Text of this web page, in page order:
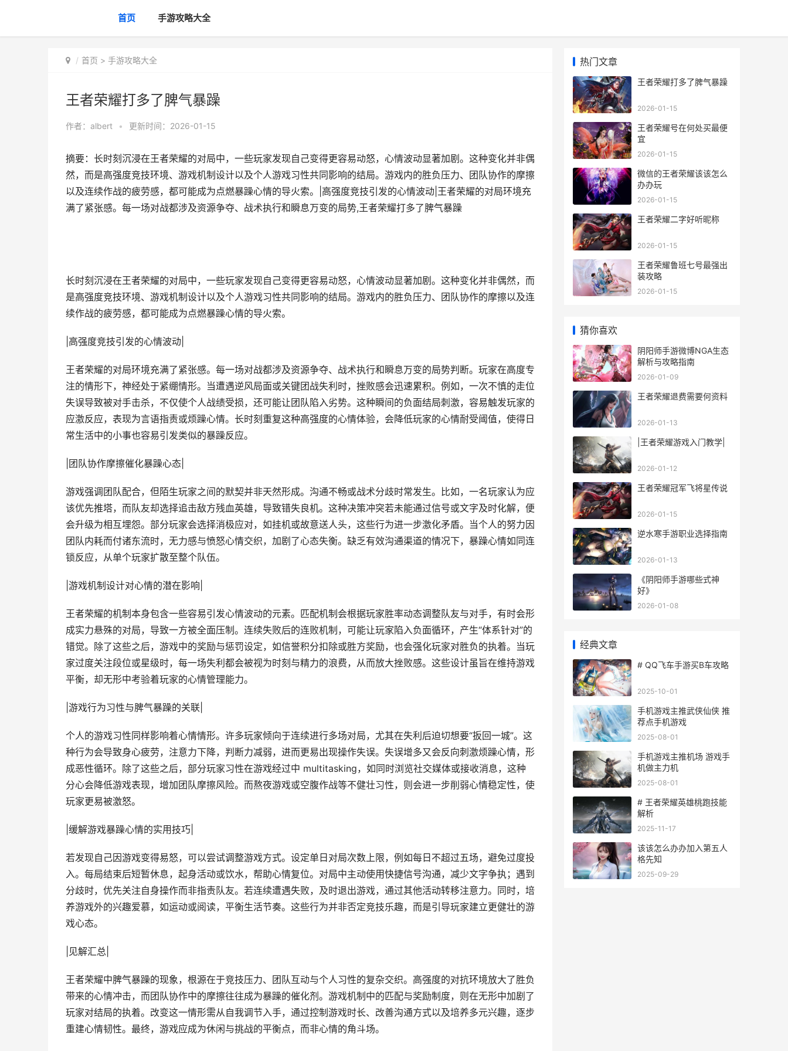
首页 手游攻略大全
首页 > 手游攻略大全
王者荣耀打多了脾气暴躁
作者： albert • 更新时间：2026-01-15
摘要：长时刻沉浸在王者荣耀的对局中，一些玩家发现自己变得更容易动怒，心情波动显著加剧。这种变化并非偶
然，而是高强度竞技环境、游戏机制设计以及个人游戏习性共同影响的结局。游戏内的胜负压力、团队协作的摩擦
以及连续作战的疲劳感，都可能成为点燃暴躁心情的导火索。|高强度竞技引发的心情波动|王者荣耀的对局环境充
满了紧张感。每一场对战都涉及资源争夺、战术执行和瞬息万变的局势,王者荣耀打多了脾气暴躁
长时刻沉浸在王者荣耀的对局中，一些玩家发现自己变得更容易动怒，心情波动显著加剧。这种变化并非偶然，而
是高强度竞技环境、游戏机制设计以及个人游戏习性共同影响的结局。游戏内的胜负压力、团队协作的摩擦以及连
续作战的疲劳感，都可能成为点燃暴躁心情的导火索。
|高强度竞技引发的心情波动|
王者荣耀的对局环境充满了紧张感。每一场对战都涉及资源争夺、战术执行和瞬息万变的局势判断。玩家在高度专
注的情形下，神经处于紧绷情形。当遭遇逆风局面或关键团战失利时，挫败感会迅速累积。例如，一次不慎的走位
失误导致被对手击杀，不仅使个人战绩受损，还可能让团队陷入劣势。这种瞬间的负面结局刺激，容易触发玩家的
应激反应，表现为言语指责或烦躁心情。长时刻重复这种高强度的心情体验，会降低玩家的心情耐受阈值，使得日
常生活中的小事也容易引发类似的暴躁反应。
|团队协作摩擦催化暴躁心态|
游戏强调团队配合，但陌生玩家之间的默契并非天然形成。沟通不畅或战术分歧时常发生。比如，一名玩家认为应
该优先推塔，而队友却选择追击敌方残血英雄，导致错失良机。这种决策冲突若未能通过信号或文字及时化解，便
会升级为相互埋怨。部分玩家会选择消极应对，如挂机或故意送人头，这些行为进一步激化矛盾。当个人的努力因
团队内耗而付诸东流时，无力感与愤怒心情交织，加剧了心态失衡。缺乏有效沟通渠道的情况下，暴躁心情如同连
锁反应，从单个玩家扩散至整个队伍。
|游戏机制设计对心情的潜在影响|
王者荣耀的机制本身包含一些容易引发心情波动的元素。匹配机制会根据玩家胜率动态调整队友与对手，有时会形
成实力悬殊的对局，导致一方被全面压制。连续失败后的连败机制，可能让玩家陷入负面循环，产生“体系针对”的
错觉。除了这些之后，游戏中的奖励与惩罚设定，如信誉积分扣除或胜方奖励，也会强化玩家对胜负的执着。当玩
家过度关注段位或星级时，每一场失利都会被视为时刻与精力的浪费，从而放大挫败感。这些设计虽旨在维持游戏
平衡，却无形中考验着玩家的心情管理能力。
|游戏行为习性与脾气暴躁的关联|
个人的游戏习性同样影响着心情情形。许多玩家倾向于连续进行多场对局，尤其在失利后迫切想要“扳回一城”。这
种行为会导致身心疲劳，注意力下降，判断力减弱，进而更易出现操作失误。失误增多又会反向刺激烦躁心情，形
成恶性循环。除了这些之后，部分玩家习性在游戏经过中 multitasking，如同时浏览社交媒体或接收消息，这种
分心会降低游戏表现，增加团队摩擦风险。而熬夜游戏或空腹作战等不健壮习性，则会进一步削弱心情稳定性，使
玩家更易被激怒。
|缓解游戏暴躁心情的实用技巧|
若发现自己因游戏变得易怒，可以尝试调整游戏方式。设定单日对局次数上限，例如每日不超过五场，避免过度投
入。每局结束后短暂休息，起身活动或饮水，帮助心情复位。对局中主动使用快捷信号沟通，减少文字争执；遇到
分歧时，优先关注自身操作而非指责队友。若连续遭遇失败，及时退出游戏，通过其他活动转移注意力。同时，培
养游戏外的兴趣爱慕，如运动或阅读，平衡生活节奏。这些行为并非否定竞技乐趣，而是引导玩家建立更健壮的游
戏心态。
|见解汇总|
王者荣耀中脾气暴躁的现象，根源在于竞技压力、团队互动与个人习性的复杂交织。高强度的对抗环境放大了胜负
带来的心情冲击，而团队协作中的摩擦往往成为暴躁的催化剂。游戏机制中的匹配与奖励制度，则在无形中加剧了
玩家对结局的执着。改变这一情形需从自我调节入手，通过控制游戏时长、改善沟通方式以及培养多元兴趣，逐步
重建心情韧性。最终，游戏应成为休闲与挑战的平衡点，而非心情的角斗场。
热门文章
王者荣耀打多了脾气暴躁
2026-01-15
王者荣耀号在何处买最便
宜
2026-01-15
微信的王者荣耀该该怎么
办办玩
2026-01-15
王者荣耀二字好听昵称
2026-01-15
王者荣耀鲁班七号最强出
装攻略
2026-01-15
猜你喜欢
阴阳师手游微博NGA生态
解析与攻略指南
2026-01-09
王者荣耀退费需要何资料
2026-01-13
|王者荣耀游戏入门教学|
2026-01-12
王者荣耀冠军飞将星传说
2026-01-15
逆水寒手游职业选择指南
2026-01-13
《阴阳师手游哪些式神
好》
2026-01-08
经典文章
# QQ飞车手游买B车攻略
2025-10-01
手机游戏主推武侠仙侠 推
荐点手机游戏
2025-08-01
手机游戏主推机场 游戏手
机做主力机
2025-08-01
# 王者荣耀英雄桃跑技能
解析
2025-11-17
该该怎么办办加入第五人
格先知
2025-09-29